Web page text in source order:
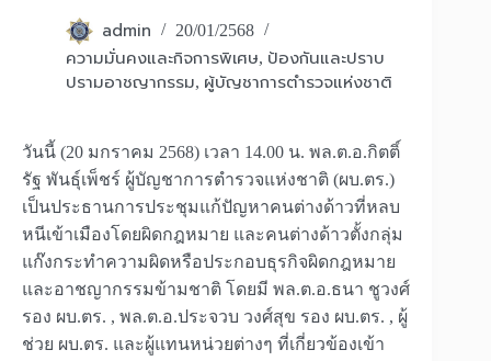
admin 20/01/2568
ความมั่นคงและกิจการพิเศษ, ป้องกันและปราบ
ปรามอาชญากรรม, ผู้บัญชาการตำรวจแห่งชาติ
วันนี้ (20 มกราคม 2568) เวลา 14.00 น. พล.ต.อ.กิตติ์
รัฐ พันธุ์เพ็ชร์ ผู้บัญชาการตำรวจแห่งชาติ (ผบ.ตร.)
เป็นประธานการประชุมแก้ปัญหาคนต่างด้าวที่หลบ
หนีเข้าเมืองโดยผิดกฎหมาย และคนต่างด้าวตั้งกลุ่ม
แก๊งกระทำความผิดหรือประกอบธุรกิจผิดกฎหมาย
และอาชญากรรมข้ามชาติ โดยมี พล.ต.อ.ธนา ชูวงศ์
รอง ผบ.ตร. , พล.ต.อ.ประจวบ วงศ์สุข รอง ผบ.ตร. , ผู้
ช่วย ผบ.ตร. และผู้แทนหน่วยต่างๆ ที่เกี่ยวข้องเข้า